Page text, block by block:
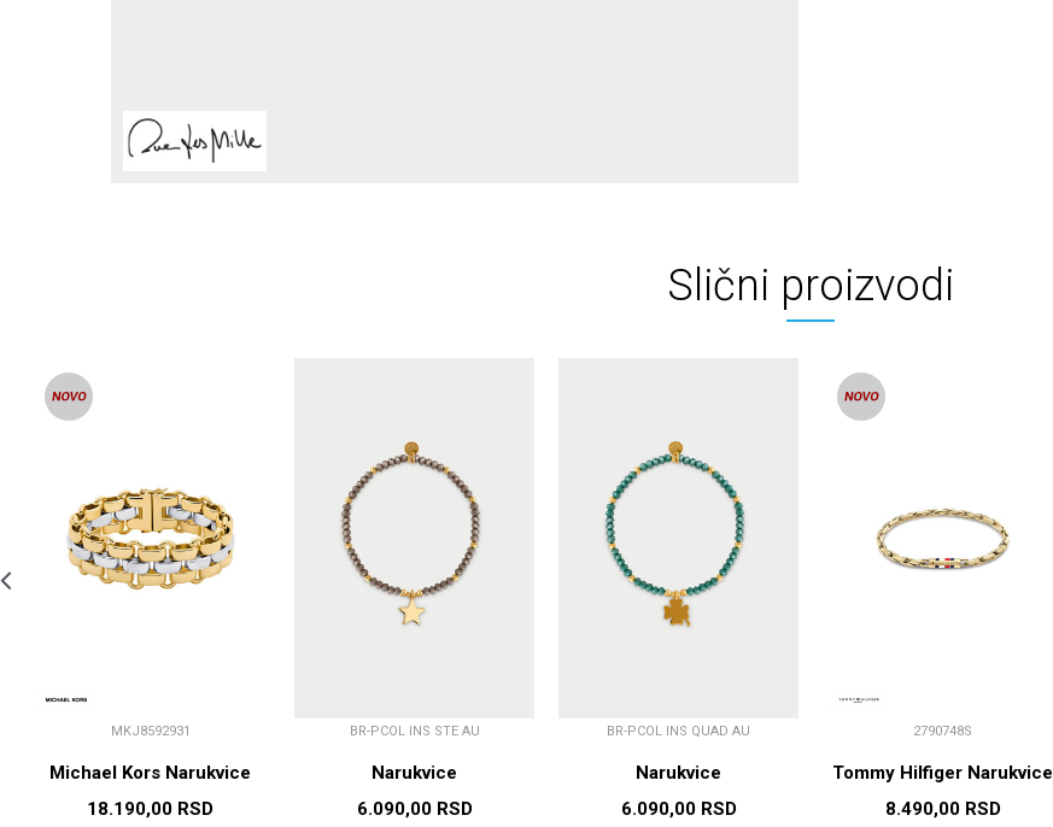
Slični proizvodi
MKJ8592931
Michael Kors Narukvice
18.190,00 RSD
BR-PCOL INS STE AU
Narukvice
6.090,00 RSD
BR-PCOL INS QUAD AU
Narukvice
6.090,00 RSD
2790748S
Tommy Hilfiger Narukvice
8.490,00 RSD